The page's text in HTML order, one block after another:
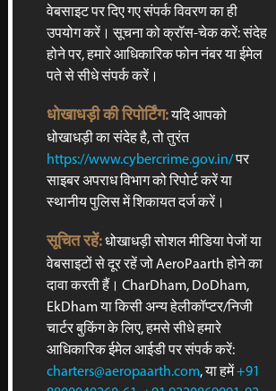
BOOSTS
Our expert team of technicians
extensive knowledge and access
range of tools required for
maintenance and repairs ensure
aircraft components are in top
which will in turn boost the overall
performance of the aircraft.
वेबसाइट पर दिए गए संपर्क विवरण का ही
उपयोग करें। सूचना को क्रॉस-चेक करें: संदेह
होने पर, हमारे आधिकारिक फोन नंबर या ईमेल
पते से सीधे संपर्क करें।
धोखाधड़ी की रिपोर्टिंग:यदि आपको
धोखाधड़ी का संदेह है, तो तुरंत
https://www.cybercrime.gov.in/पर
साइबर अपराध विभाग को रिपोर्ट करें या
स्थानीय पुलिस में शिकायत दर्ज करें।
सूचित रहें:धोखाधड़ी सोशल मीडिया पेजों या
वेबसाइटों से दूर रहें जो AeroPaarth होने का
दावा करती हैं। CharDham, DoDham,
EkDham या किसी अन्य हेलीकॉप्टर/निजी
चार्टर बुकिंग के लिए, हमसे सीधे हमारे
आधिकारिक ईमेल आईडी पर संपर्क करें:
charters@aeropaarth.com, या हमें+91